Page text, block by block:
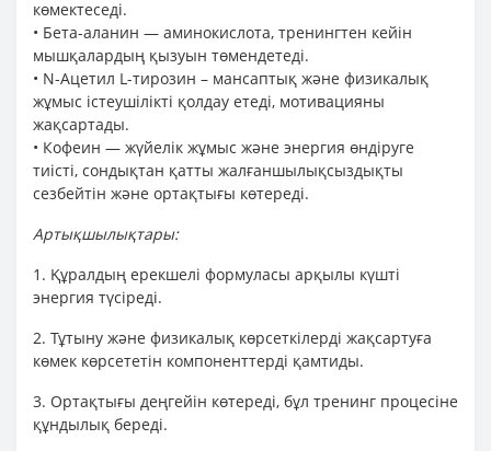
көмектеседі.
• Бета-аланин — аминокислота, тренингтен кейін
мышқалардың қызуын төмендетеді.
• N-Ацетил L-тирозин – мансаптық және физикалық
жұмыс істеушілікті қолдау етеді, мотивацияны
жақсартады.
• Кофеин — жүйелік жұмыс және энергия өндіруге
тиісті, сондықтан қатты жалғаншылықсыздықты
сезбейтін және ортақтығы көтереді.
Артықшылықтары:
1. Құралдың ерекшелі формуласы арқылы күшті
энергия түсіреді.
2. Тұтыну және физикалық көрсеткілерді жақсартуға
көмек көрсететін компоненттерді қамтиды.
3. Ортақтығы деңгейін көтереді, бұл тренинг процесіне
құндылық береді.